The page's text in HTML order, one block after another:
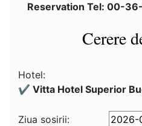
Reservation Tel: 00-
Cerere
Hotel:
✔️ Vitta Hotel Superior
Ziua sosirii: